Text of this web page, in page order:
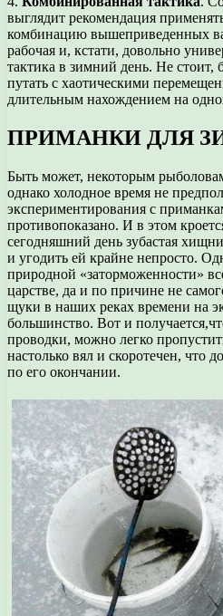
выглядит рекомендация
комбинацию вышеприведенных
рабочая и, кстати, довольно
тактика в зимний день. Не стоит,
путать с хаотическими
длительным нахождением на
ПРИМАНКИ ДЛЯ
Быть может, некоторым
однако холодное время не
экспериментирования с
противопоказано. И в этом
сегодняшний день зубастая
и угодить ей крайне непросто.
природной «заторможенности»
царстве, да и по причине не
щуки в наших реках времени на
большинство. Вот и
проводки, можно легко
настолько вял и скоротечен, что
по его окончании.